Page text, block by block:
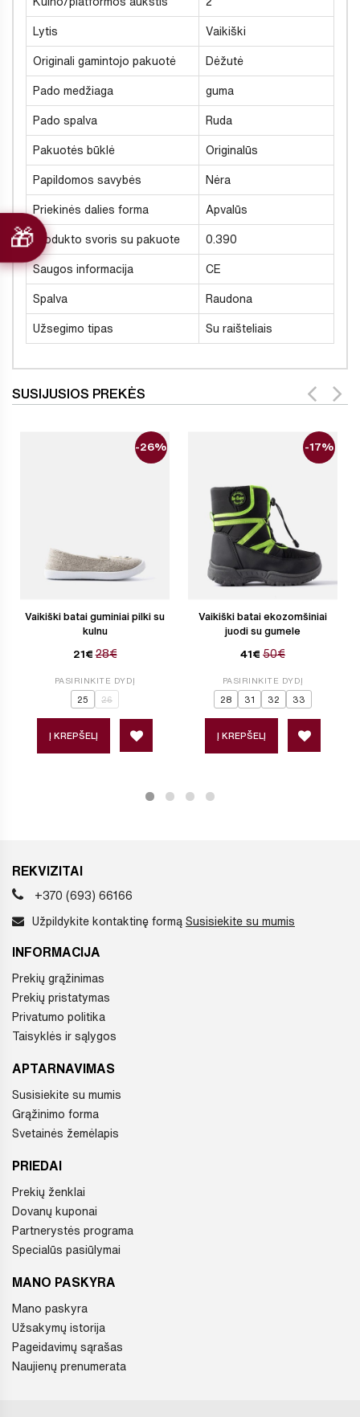
Lytis Vaikiški
Originali gamintojo pakuotė Dėžutė
Pado medžiaga guma
Pado spalva Ruda
Pakuotės būklė Originalūs
Papildomos savybės Nėra
Priekinės dalies forma Apvalūs
Produkto svoris su pakuote 0.390
Saugos informacija CE
Spalva Raudona
Užsegimo tipas Su raišteliais
SUSIJUSIOS PREKĖS
Vaikiški batai guminiai pilki su
kulnu
21€ 28€
-26%
PASIRINKITE DYDĮ
25 26
Į KREPŠELĮ
Vaikiški batai ekozomšiniai
juodi su gumele
41€ 50€
-17%
PASIRINKITE DYDĮ
28 31 32 33
Į KREPŠELĮ
REKVIZITAI
+370 (693) 66166
Užpildykite kontaktinę formą Susisiekite su mumis
INFORMACIJA
Prekių grąžinimas
Prekių pristatymas
Privatumo politika
Taisyklės ir sąlygos
APTARNAVIMAS
Susisiekite su mumis
Grąžinimo forma
Svetainės žemėlapis
PRIEDAI
Prekių ženklai
Dovanų kuponai
Partnerystės programa
Specialūs pasiūlymai
MANO PASKYRA
Mano paskyra
Užsakymų istorija
Pageidavimų sąrašas
Naujienų prenumerata